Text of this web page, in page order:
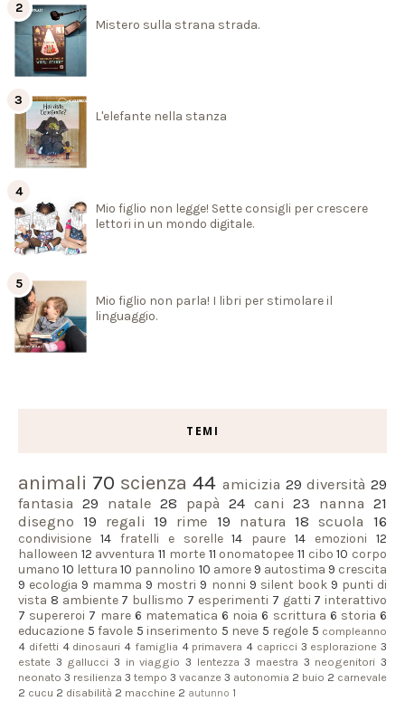
Mistero sulla strana strada.
L'elefante nella stanza
Mio figlio non legge! Sette consigli per crescere
lettori in un mondo digitale.
Mio figlio non parla! I libri per stimolare il
linguaggio.
TEMI
animali 70 scienza 44 amicizia 29 diversità 29
fantasia
29 natale 28 papà 24 cani 23 nanna 21
disegno
19 regali 19 rime 19 natura 18 scuola 16
condivisione 14 fratelli e sorelle 14 paure 14 emozioni
12
halloween 12 avventura 11 morte 11 onomatopee 11 cibo 10 corpo
umano 10 lettura 10 pannolino 10 amore 9 autostima 9 crescita
9 ecologia 9 mamma 9 mostri 9 nonni 9 silent book 9 punti di
vista 8 ambiente 7 bullismo 7 esperimenti 7 gatti 7 interattivo
7 supereroi 7 mare 6 matematica 6 noia 6 scrittura 6 storia 6
educazione 5 favole 5 inserimento 5 neve 5 regole 5 compleanno
4 difetti 4 dinosauri 4 famiglia 4 primavera 4 capricci 3 esplorazione 3
estate 3 gallucci 3 in viaggio 3 lentezza 3 maestra 3 neogenitori 3
neonato 3 resilienza 3 tempo 3 vacanze 3 autonomia 2 buio 2 carnevale
2 cucu 2 disabilità 2 macchine 2 autunno 1